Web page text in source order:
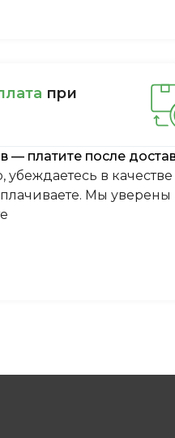
пpи
— платите после
убеждаетесь в
Мы уверены